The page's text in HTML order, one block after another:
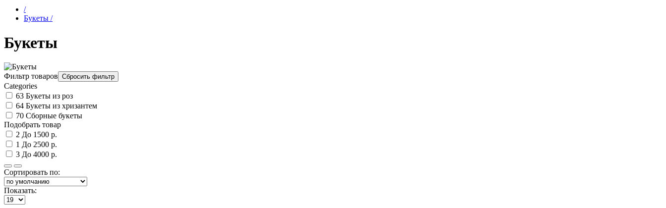
/
Букеты /
Букеты
Фильтр товаров
Categories
63 Букеты из роз
64 Букеты из хризантем
70 Сборные букеты
Подобрать товар
2 До 1500 р.
1 До 2500 р.
3 До 4000 р.
Сортировать по:
Показать: